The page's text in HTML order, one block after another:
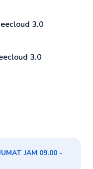
3.0
3.0
JAM 09.00 -